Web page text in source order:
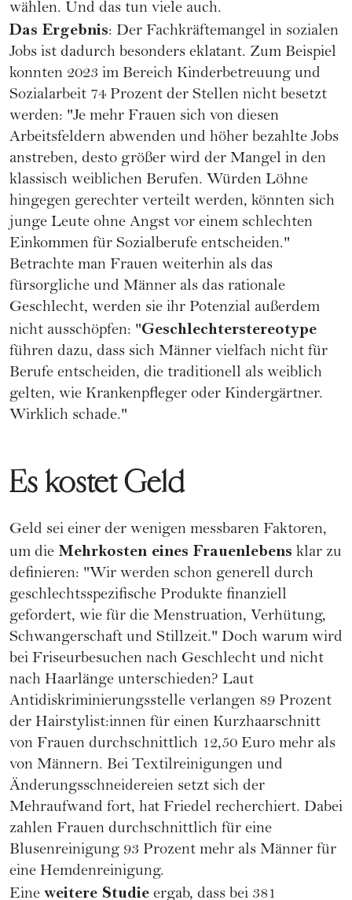
wählen. Und das tun viele auch.
Das Ergebnis: Der Fachkräftemangel in sozialen
Jobs ist dadurch besonders eklatant. Zum Beispiel
konnten 2023 im Bereich Kinderbetreuung und
Sozialarbeit 74 Prozent der Stellen nicht besetzt
werden: "Je mehr Frauen sich von diesen
Arbeitsfeldern abwenden und höher bezahlte Jobs
anstreben, desto größer wird der Mangel in den
klassisch weiblichen Berufen. Würden Löhne
hingegen gerechter verteilt werden, könnten sich
junge Leute ohne Angst vor einem schlechten
Einkommen für Sozialberufe entscheiden."
Betrachte man Frauen weiterhin als das
fürsorgliche und Männer als das rationale
Geschlecht, werden sie ihr Potenzial außerdem
nicht ausschöpfen: "Geschlechterstereotype
führen dazu, dass sich Männer vielfach nicht für
Berufe entscheiden, die traditionell als weiblich
gelten, wie Krankenpfleger oder Kindergärtner.
Wirklich schade."
Es kostet Geld
Geld sei einer der wenigen messbaren Faktoren,
um die Mehrkosten eines Frauenlebens klar zu
definieren: "Wir werden schon generell durch
geschlechtsspezifische Produkte finanziell
gefordert, wie für die Menstruation, Verhütung,
Schwangerschaft und Stillzeit." Doch warum wird
bei Friseurbesuchen nach Geschlecht und nicht
nach Haarlänge unterschieden? Laut
Antidiskriminierungsstelle verlangen 89 Prozent
der Hairstylist:innen für einen Kurzhaarschnitt
von Frauen durchschnittlich 12,50 Euro mehr als
von Männern. Bei Textilreinigungen und
Änderungsschneidereien setzt sich der
Mehraufwand fort, hat Friedel recherchiert. Dabei
zahlen Frauen durchschnittlich für eine
Blusenreinigung 93 Prozent mehr als Männer für
eine Hemdenreinigung.
Eine weitere Studie ergab, dass bei 381